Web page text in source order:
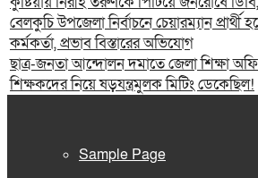
বেলকুচি উপজেলা নির্বাচনে চেয়ারম্যান
কর্মকর্তা, প্রভাব বিস্তারের অভিযোগ
ছাত্র-জনতা আন্দোলন দমাতে জেলা শিক্ষা
শিক্ষকদের নিয়ে ষড়যন্ত্রমুলক মিটিং ডেকেছিল!
Sample Page